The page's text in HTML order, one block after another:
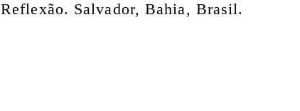
Reflexão. Salvador, Bahia, Brasil.